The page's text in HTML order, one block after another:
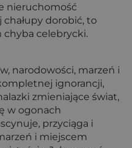
nieruchomość
chałupy dorobić, to
chyba celebrycki.
narodowości, marzeń i
ignorancji,
zmieniające świat,
w ogonach
przyciąga i
i miejscem